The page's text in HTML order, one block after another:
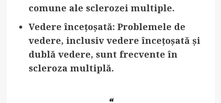
comune ale sclerozei multiple.
Vedere încețoșată: Problemele de
vedere, inclusiv vedere încețoșată și
dublă vedere, sunt frecvente în
scleroza multiplă.